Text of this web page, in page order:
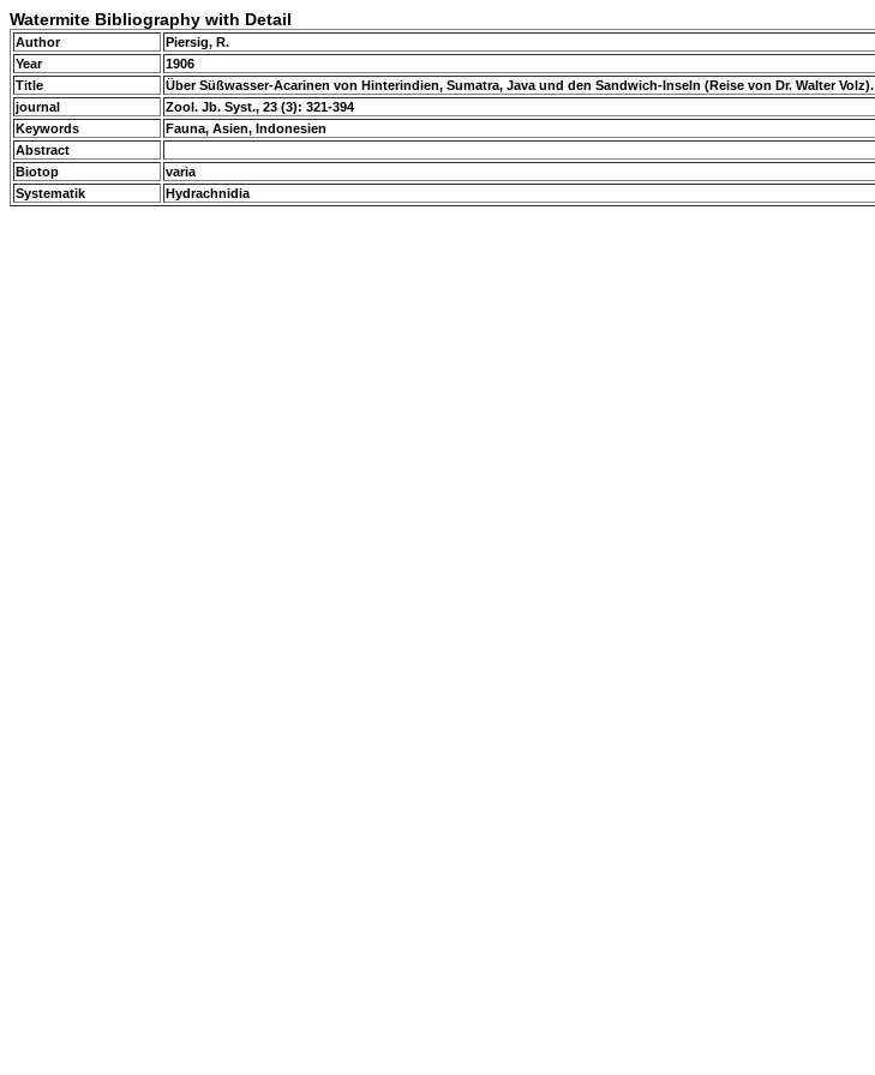
Watermite Bibliography with Detail
Author
Piersig, R.
Year
1906
Title
Über Süßwasser-Acarinen von Hinterindien, Sumatra, Java und den Sandwich-Inseln (Reise von Dr. Walter Volz).
journal
Zool. Jb. Syst., 23 (3): 321-394
Keywords
Fauna, Asien, Indonesien
Abstract
Biotop
varia
Systematik
Hydrachnidia